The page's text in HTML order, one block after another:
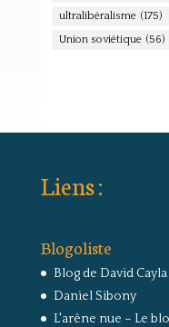
ultralibéralisme (175)
Union soviétique (56)
Liens :
Blogoliste
Blog de David Cayla
Daniel Sibony
L'arêne nue – Le